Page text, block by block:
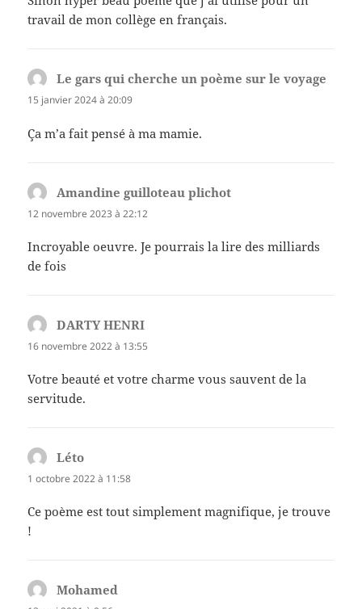
travail de mon collège en français.
Le gars qui cherche un poème sur le voyage
15 janvier 2024 à 20:09
Ça m’a fait pensé à ma mamie.
Amandine guilloteau plichot
12 novembre 2023 à 22:12
Incroyable oeuvre. Je pourrais la lire des milliards
de fois
DARTY HENRI
16 novembre 2022 à 13:55
Votre beauté et votre charme vous sauvent de la
servitude.
Léto
1 octobre 2022 à 11:58
Ce poème est tout simplement magnifique, je trouve
!
Mohamed